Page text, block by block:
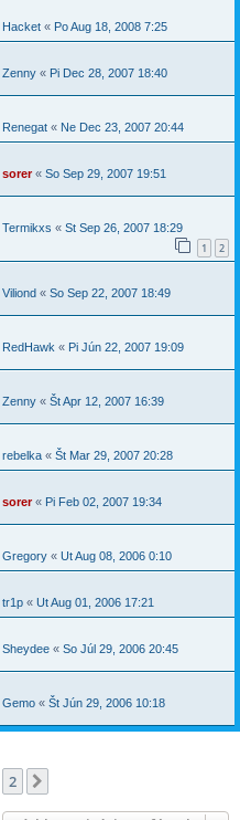
Hacket « Po Aug 18, 2008 7:25
Zenny « Pi Dec 28, 2007 18:40
Renegat « Ne Dec 23, 2007 20:44
sorer« So Sep 29, 2007 19:51
Termikxs « St Sep 26, 2007 18:29
1 2
Viliond « So Sep 22, 2007 18:49
RedHawk « Pi Jún 22, 2007 19:09
Zenny « Št Apr 12, 2007 16:39
rebelka « Št Mar 29, 2007 20:28
sorer« Pi Feb 02, 2007 19:34
Gregory « Ut Aug 08, 2006 0:10
tr1p « Ut Aug 01, 2006 17:21
Sheydee « So Júl 29, 2006 20:45
Gemo « Št Jún 29, 2006 10:18
2